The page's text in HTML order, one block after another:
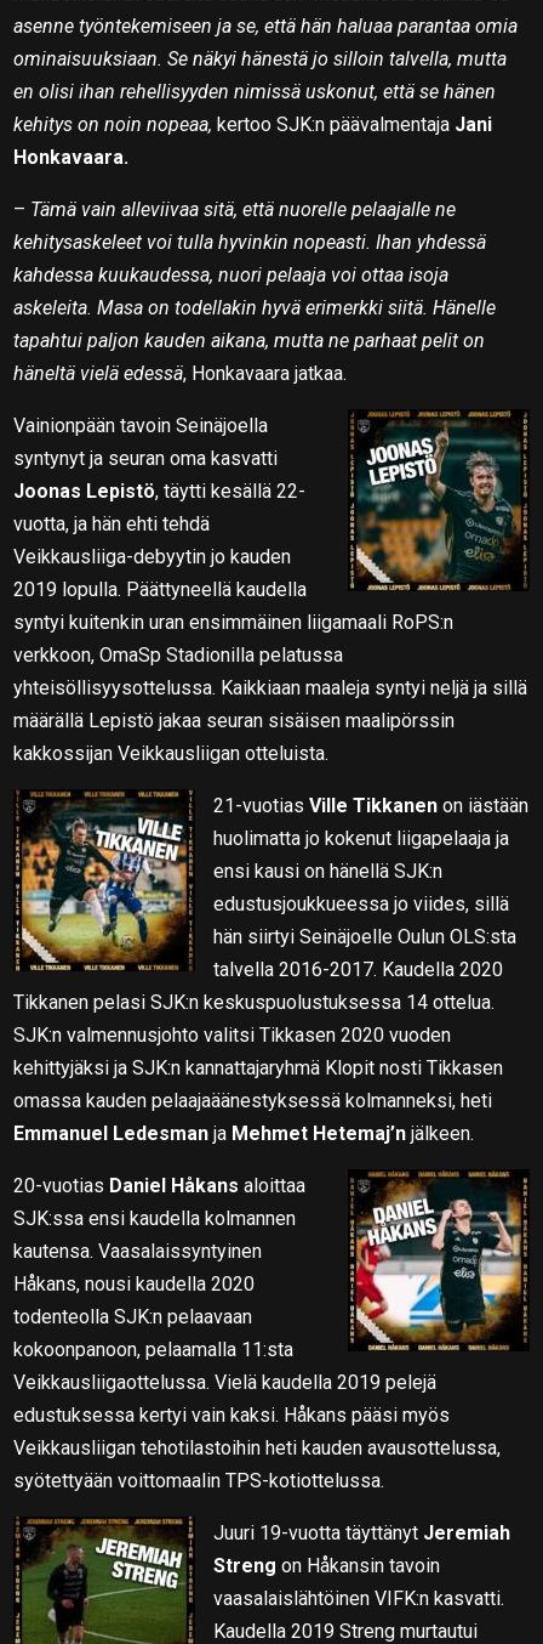
asenne työntekemiseen ja se, että hän haluaa parantaa omia
ominaisuuksiaan. Se näkyi hänestä jo silloin talvella, mutta
en olisi ihan rehellisyyden nimissä uskonut, että se hänen
kehitys on noin nopeaa, kertoo SJK:n päävalmentaja Jani
Honkavaara.
– Tämä vain alleviivaa sitä, että nuorelle pelaajalle ne
kehitysaskeleet voi tulla hyvinkin nopeasti. Ihan yhdessä
kahdessa kuukaudessa, nuori pelaaja voi ottaa isoja
askeleita. Masa on todellakin hyvä erimerkki siitä. Hänelle
tapahtui paljon kauden aikana, mutta ne parhaat pelit on
häneltä vielä edessä, Honkavaara jatkaa.
Vainionpään tavoin Seinäjoella
syntynyt ja seuran oma kasvatti
Joonas Lepistö, täytti kesällä 22-
vuotta, ja hän ehti tehdä
Veikkausliiga-debyytin jo kauden
2019 lopulla. Päättyneellä kaudella
syntyi kuitenkin uran ensimmäinen liigamaali RoPS:n
verkkoon, OmaSp Stadionilla pelatussa
yhteisöllisyysottelussa. Kaikkiaan maaleja syntyi neljä ja sillä
määrällä Lepistö jakaa seuran sisäisen maalipörssin
kakkossijan Veikkausliigan otteluista.
21-vuotiasVille Tikkanen on iästään
huolimatta jo kokenut liigapelaaja ja
ensi kausi on hänellä SJK:n
edustusjoukkueessa jo viides, sillä
hän siirtyi Seinäjoelle Oulun OLS:sta
talvella 2016-2017. Kaudella 2020
Tikkanen pelasi SJK:n keskuspuolustuksessa 14 ottelua.
SJK:n valmennusjohto valitsi Tikkasen 2020 vuoden
kehittyjäksi ja SJK:n kannattajaryhmä Klopit nosti Tikkasen
omassa kauden pelaajaäänestyksessä kolmanneksi, heti
Emmanuel Ledesman ja Mehmet Hetemaj’n jälkeen.
20-vuotias Daniel Håkans aloittaa
SJK:ssa ensi kaudella kolmannen
kautensa. Vaasalaissyntyinen
Håkans, nousi kaudella 2020
todenteolla SJK:n pelaavaan
kokoonpanoon, pelaamalla 11:sta
Veikkausliigaottelussa. Vielä kaudella 2019 pelejä
edustuksessa kertyi vain kaksi. Håkans pääsi myös
Veikkausliigan tehotilastoihin heti kauden avausottelussa,
syötettyään voittomaalin TPS-kotiottelussa.
Juuri 19-vuotta täyttänyt Jeremiah
Streng on Håkansin tavoin
vaasalaislähtöinen VIFK:n kasvatti.
Kaudella 2019 Streng murtautui